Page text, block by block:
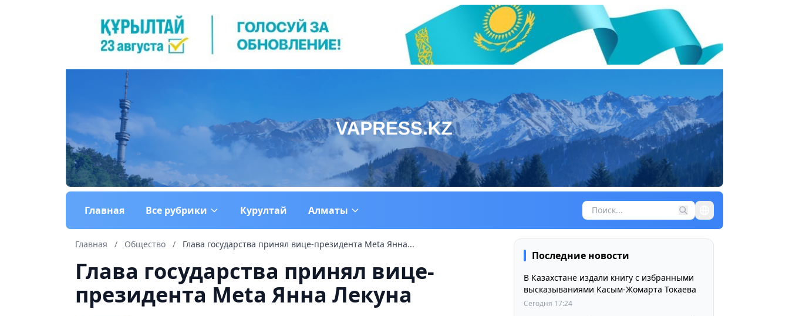
Главная Все рубрики Курултай Алматы
Главная / Общество / Глава государства принял вице-президента Meta Янна...
Глава государства принял вице-
президента Meta Янна Лекуна
Последние новости
В Казахстане издали книгу с избранными
высказываниями Касым-Жомарта Токаева
Сегодня 17:24